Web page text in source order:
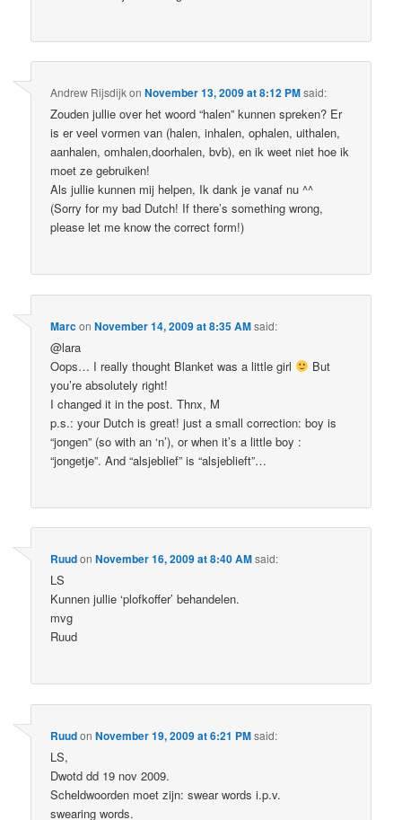
Andrew RijsdijkonNovember 13, 2009 at 8:12 PMsaid:
Zouden jullie over het woord “halen” kunnen spreken? Er
is er veel vormen van (halen, inhalen, ophalen, uithalen,
aanhalen, omhalen,doorhalen, bvb), en ik weet niet hoe ik
moet ze gebruiken!
Als jullie kunnen mij helpen, Ik dank je vanaf nu ^^
(Sorry for my bad Dutch! If there’s something wrong,
please let me know the correct form!)
MarconNovember 14, 2009 at 8:35 AMsaid:
@lara
Oops… I really thought Blanket was a little girl
But
you’re absolutely right!
I changed it in the post. Thnx, M
p.s.: your Dutch is great! just a small correction: boy is
“jongen” (so with an ‘n’), or when it’s a little boy :
“jongetje”. And “alsjeblief” is “alsjeblieft”…
RuudonNovember 16, 2009 at 8:40 AMsaid:
LS
Kunnen jullie ‘plofkoffer’ behandelen.
mvg
Ruud
RuudonNovember 19, 2009 at 6:21 PMsaid:
LS,
Dwotd dd 19 nov 2009.
Scheldwoorden moet zijn: swear words i.p.v.
swearing words.